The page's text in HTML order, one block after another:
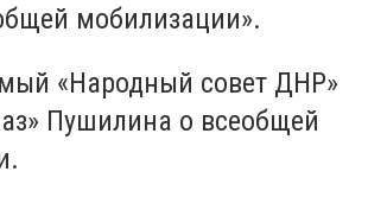
мобилизации».
«Народный совет ДНР»
Пушилина о всеобщей